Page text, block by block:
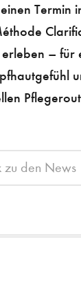
Termin
– für
zu den News